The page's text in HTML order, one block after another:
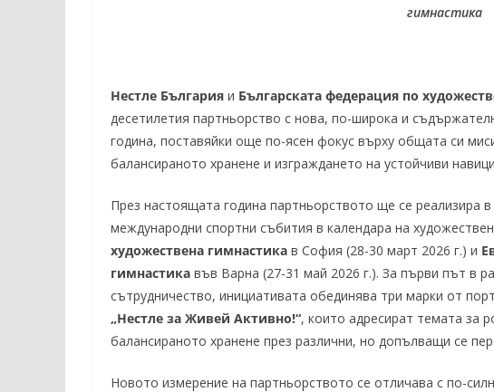
гимнастика
Нестле България и Българската федерация по
десетилетия партньорство с нова, по-широка и
година, поставяйки още по-ясен фокус върху общата си
балансираното хранене и изграждането на устойчиви
През настоящата година партньорството ще се реализира
международни спортни събития в календара на
художествена гимнастика в София (28-30 март 2026 г.) и
гимнастика във Варна (27-31 май 2026 г.). За първи път в
сътрудничество, инициативата обединява три марки от
„Нестле за Живей Активно!“, които адресират темата за
балансираното хранене през различни, но допълващи се
Новото измерение на партньорството се отличава с по-